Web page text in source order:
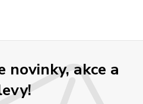
novinky, akce a